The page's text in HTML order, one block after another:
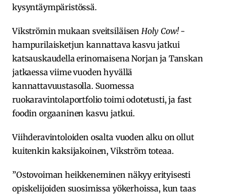
kysyntäympäristössä.
Vikströmin mukaan sveitsiläisen Holy Cow!-
hampurilaisketjun kannattava kasvu jatkui
katsauskaudella erinomaisena Norjan ja Tanskan
jatkaessa viime vuoden hyvällä
kannattavuustasolla. Suomessa
ruokaravintolaportfolio toimi odotetusti, ja fast
foodin orgaaninen kasvu jatkui.
Viihderavintoloiden osalta vuoden alku on ollut
kuitenkin kaksijakoinen, Vikström toteaa.
”Ostovoiman heikkeneminen näkyy erityisesti
opiskelijoiden suosimissa yökerhoissa, kun taas